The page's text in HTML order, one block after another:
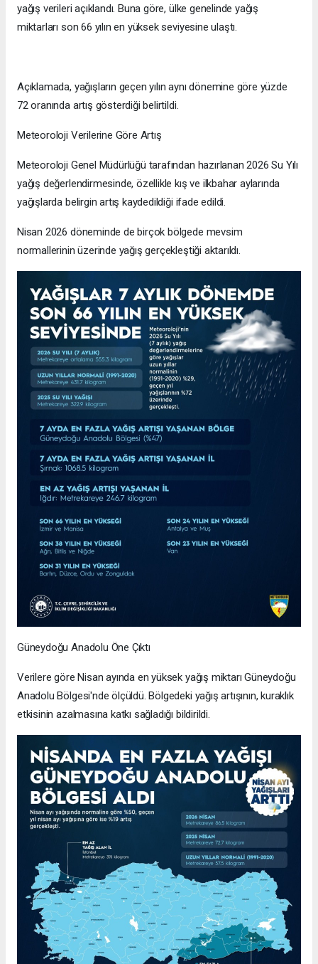
yağış verileri açıklandı. Buna göre, ülke genelinde yağış
miktarları son 66 yılın en yüksek seviyesine ulaştı.
Açıklamada, yağışların geçen yılın aynı dönemine göre yüzde
72 oranında artış gösterdiği belirtildi.
Meteoroloji Verilerine Göre Artış
Meteoroloji Genel Müdürlüğü tarafından hazırlanan 2026 Su Yılı
yağış değerlendirmesinde, özellikle kış ve ilkbahar aylarında
yağışlarda belirgin artış kaydedildiği ifade edildi.
Nisan 2026 döneminde de birçok bölgede mevsim
normallerinin üzerinde yağış gerçekleştiği aktarıldı.
Güneydoğu Anadolu Öne Çıktı
Verilere göre Nisan ayında en yüksek yağış miktarı Güneydoğu
Anadolu Bölgesi'nde ölçüldü. Bölgedeki yağış artışının, kuraklık
etkisinin azalmasına katkı sağladığı bildirildi.